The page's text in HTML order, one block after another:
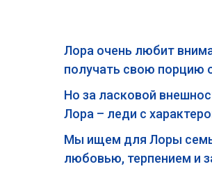
Лора очень любит
получать свою порцию
Но за ласковой
Лора – леди с
Мы ищем для Лоры
любовью, терпением и